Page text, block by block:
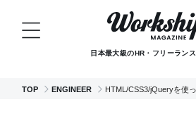
日本最大級のHR・フリーラン
TOP ENGINEER HTML/CSS3/jQueryを使